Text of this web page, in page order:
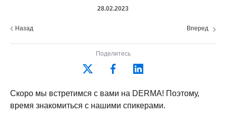
28.02.2023
Назад Вперед
Поделитесь
Скоро мы встретимся с вами на DERMA! Поэтому,
время знакомиться с нашими спикерами.